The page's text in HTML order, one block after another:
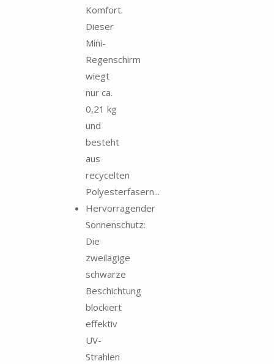
Komfort.
Dieser
Mini-
Regenschirm
wiegt
nur ca.
0,21 kg
und
besteht
aus
recycelten
Polyesterfasern...
Hervorragender
Sonnenschutz:
Die
zweilagige
schwarze
Beschichtung
blockiert
effektiv
UV-
Strahlen